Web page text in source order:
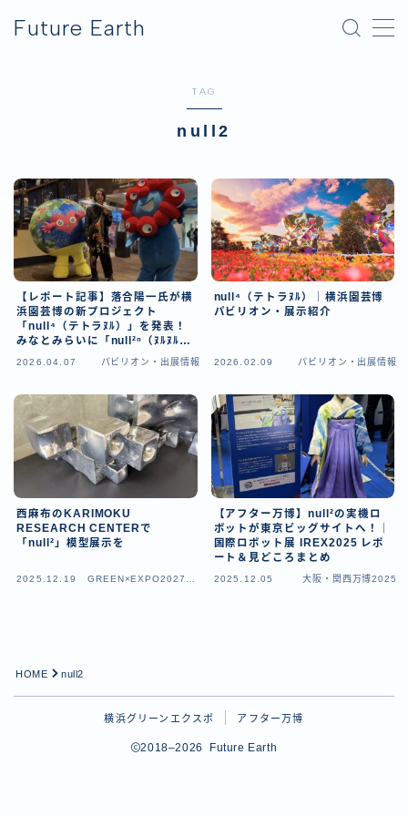
Future Earth
TAG
null2
【レポート記事】落合陽一氏が横
浜園芸博の新プロジェクト
「null⁴（テトラﾇﾙ）」を発表！
みなとみらいに「null²ⁿ（ﾇﾙﾇﾙネ
クサス）」も誕生へ
2026.04.07 パビリオン・出展情報
null⁴（テトラﾇﾙ）｜横浜園芸博
パビリオン・展示紹介
2026.02.09 パビリオン・出展情報
西麻布のKARIMOKU
RESEARCH CENTERで
「null²」模型展示を
2025.12.19
GREEN×EXPO2027（
【アフター万博】null²の実機ロ
ボットが東京ビッグサイトへ！｜
国際ロボット展 IREX2025 レポ
ート＆見どころまとめ
2025.12.05 大阪・関西万博2025
HOME null2
横浜グリーンエクスポ アフター万博
2018–2026 Future Earth